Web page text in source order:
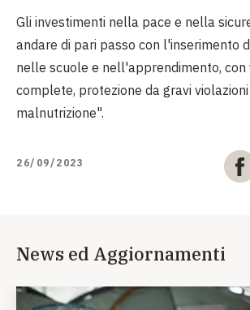
Gli investimenti nella pace e nella
andare di pari passo con l'inserimento
nelle scuole e nell'apprendimento, con
complete, protezione da gravi
malnutrizione".
26/09/2023
News ed Aggiornamenti